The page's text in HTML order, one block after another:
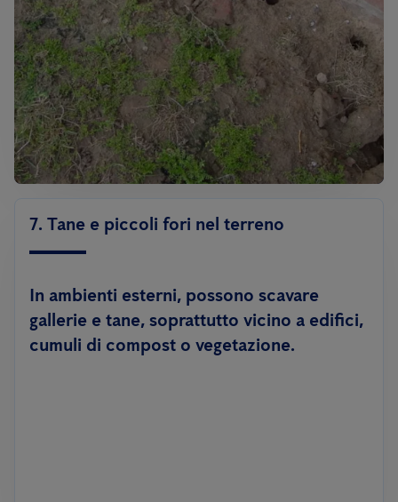
7. Tane e piccoli fori nel terreno
In ambienti esterni, possono scavare
gallerie e tane, soprattutto vicino a edifici,
cumuli di compost o vegetazione.